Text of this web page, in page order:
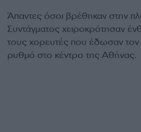
Άπαντες όσοι βρέθηκαν στην
Συντάγματος χειροκρότησαν
τους χορευτές που έδωσαν τον
ρυθμό στο κέντρο της Αθήνας.